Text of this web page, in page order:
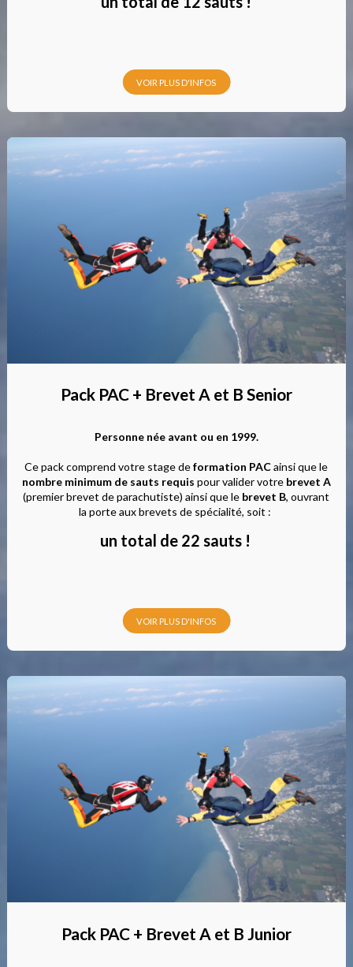
VOIR PLUS D'INFOS
Pack PAC + Brevet A et B Senior
Personne née avant ou en 1999.
Ce pack comprend votre stage deformation PACainsi que le
nombre minimum de sauts requis pour valider votrebrevet A
(premier brevet de parachutiste) ainsi que le brevet B, ouvrant
la porte aux brevets de spécialité, soit :
un total de 22 sauts !
VOIR PLUS D'INFOS
Pack PAC + Brevet A et B Junior